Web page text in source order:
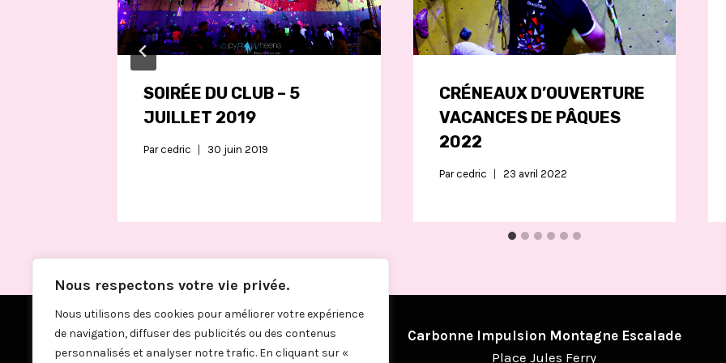
Nous respectons votre vie privée.
Nous utilisons des cookies pour améliorer votre expérience
de navigation, diffuser des publicités ou des contenus
personnalisés et analyser notre trafic. En cliquant sur «
SOIRÉE DU CLUB – 5
JUILLET 2019
Par cedric 30 juin 2019
CRÉNEAUX D’OUVERTURE
VACANCES DE PÂQUES
2022
Par cedric 23 avril 2022
Carbonne Impulsion Montagne Escalade
Place Jules Ferry